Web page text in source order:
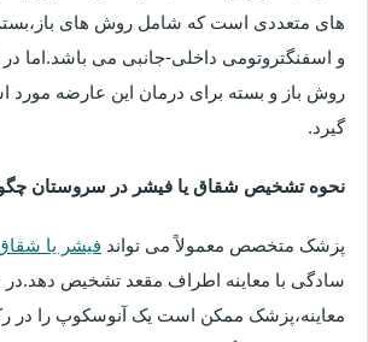
های متعددی است که شامل روش های
و اسفنگتروتومی داخلی-جانبی می باشد.اما در
روش باز و بسته برای درمان این عارضه مورد
گیرد.
نحوه تشخیص شقاق یا فیشر در سروستان
پزشک متخصص معمولاً می تواند فیشر یا
سادگی با معاینه اطراف مقعد تشخیص
معاینه،پزشک ممکن است یک آنوسکوپ را در